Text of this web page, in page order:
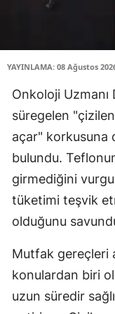
YAYINLAMA: 08 Ağustos
Onkoloji Uzmanı
süregelen
açar" korkusuna
bulundu.
girmediğini
tüketimi teşvik
olduğunu
Mutfak gereçleri
konulardan biri
uzun süredir